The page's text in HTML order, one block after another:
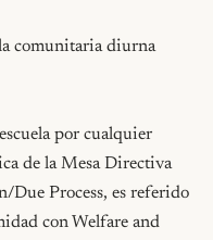
comunitaria diurna
por cualquier
de la Mesa Directiva
Due Process, es referido
con Welfare and